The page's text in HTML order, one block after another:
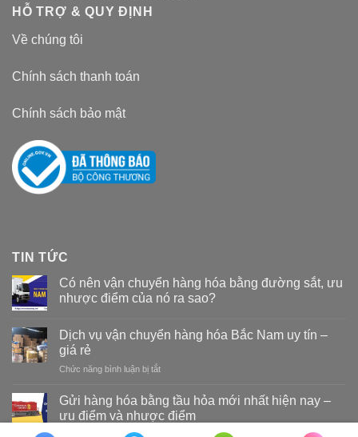
HỖ TRỢ & QUY ĐỊNH
Về chúng tôi
Chính sách thanh toán
Chính sách bảo mật
TIN TỨC
Có nên vận chuyển hàng hóa bằng đường sắt, ưu
nhược điểm của nó ra sao?
Dịch vụ vận chuyển hàng hóa Bắc Nam uy tín –
giá rẻ
Chức năng bình luận bị tắt
vụ
vận
chuyển
Gửi hàng hóa bằng tầu hỏa mới nhất hiện nay –
ưu điểm và nhược điểm